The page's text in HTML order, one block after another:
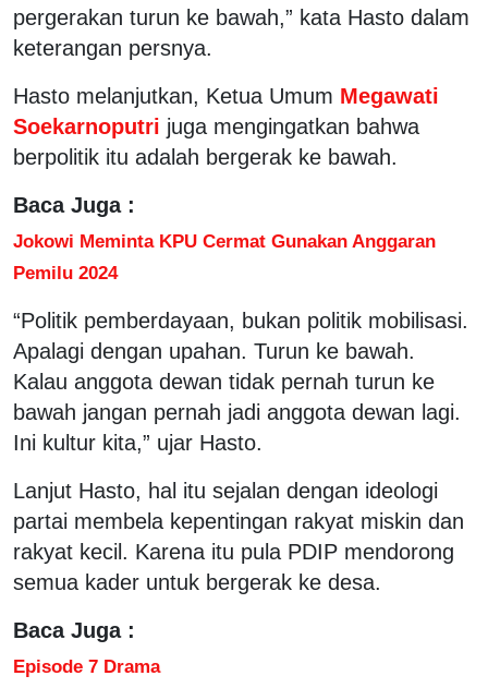
pergerakan turun ke bawah,” kata Hasto dalam
keterangan persnya.
Hasto melanjutkan, Ketua Umum Megawati
Soekarnoputri juga mengingatkan bahwa
berpolitik itu adalah bergerak ke bawah.
Baca Juga :
Jokowi Meminta KPU Cermat Gunakan Anggaran
Pemilu 2024
“Politik pemberdayaan, bukan politik mobilisasi.
Apalagi dengan upahan. Turun ke bawah.
Kalau anggota dewan tidak pernah turun ke
bawah jangan pernah jadi anggota dewan lagi.
Ini kultur kita,” ujar Hasto.
Lanjut Hasto, hal itu sejalan dengan ideologi
partai membela kepentingan rakyat miskin dan
rakyat kecil. Karena itu pula PDIP mendorong
semua kader untuk bergerak ke desa.
Baca Juga :
Episode 7 Drama